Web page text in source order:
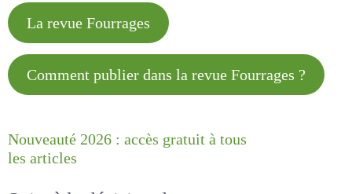
La revue Fourrages
Comment publier dans la revue
Nouveauté 2026 : accès gratuit à